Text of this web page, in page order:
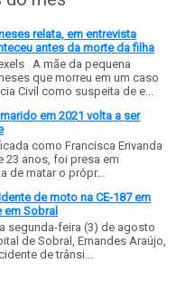
relata, em entrevista
antes da morte da filha
A mãe da pequena
que morreu em um caso
Civil como suspeita de e...
em 2021 volta a ser
como Francisca Erivanda
23 anos, foi presa em
de matar o própr...
de moto na CE-187 em
em Sobral
segunda-feira (3) de agosto
de Sobral, Ernandes Araújo,
de trânsi...